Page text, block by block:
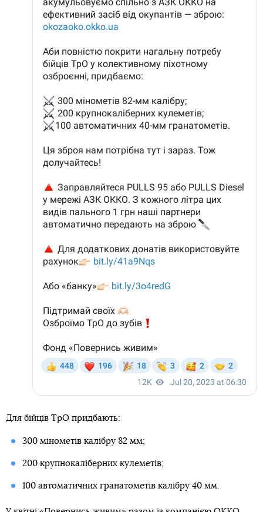
Для бійців ТрО придбають:
300 мінометів калібру 82 мм;
200 крупнокаліберних кулеметів;
100 автоматичних гранатометів калібру 40 мм.